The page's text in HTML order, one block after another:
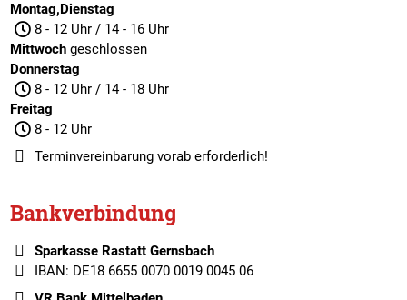
Montag,Dienstag
8 - 12 Uhr / 14 - 16 Uhr
Mittwochgeschlossen
Donnerstag
8 - 12 Uhr / 14 - 18 Uhr
Freitag
8 - 12 Uhr
Terminvereinbarungvorab erforderlich!
Bankverbindung
Sparkasse Rastatt Gernsbach
IBAN: DE18 6655 0070 0019 0045 06